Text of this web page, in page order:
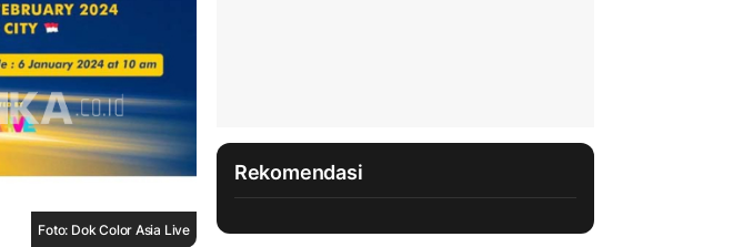
Foto: Dok Color Asia Live
Rekomendasi